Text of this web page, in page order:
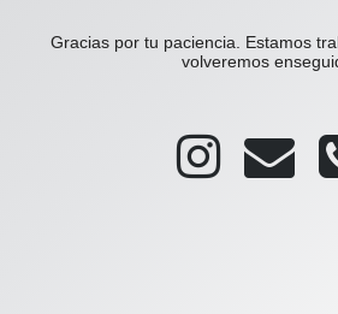
Gracias por tu paciencia. Estamos
volveremos